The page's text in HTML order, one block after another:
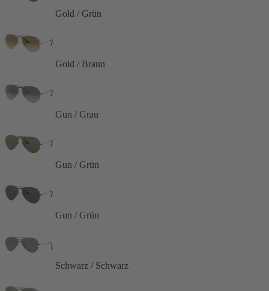
Gold / Grün
Gold / Braun
Gun / Grau
Gun / Grün
Gun / Grün
Schwarz / Schwarz